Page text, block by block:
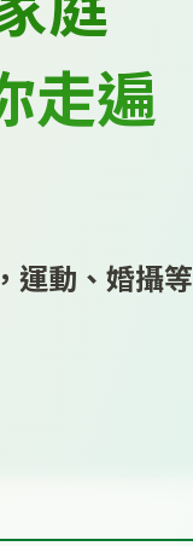
走遍
運動、婚攝等